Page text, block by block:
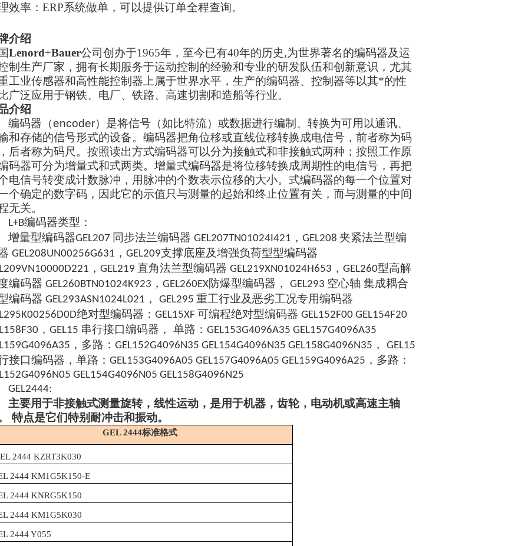
效率： ERP系统做单，可以提供订单全程查询。
介绍
Lenord+Bauer公司创办于1965年，至今已有40年的历史,为世界著名的编码器及运
制生产厂家，拥有长期服务于运动控制的经验和专业的研发队伍和创新意识，尤其
工业传感器和高性能控制器上属于世界水平，生产的编码器、控制器等以其*的性
广泛应用于钢铁、电厂、铁路、高速切割和造船等行业。
介绍
编码器（encoder）是将信号（如比特流）或数据进行编制、转换为可用以通讯、
和存储的信号形式的设备。编码器把角位移或直线位移转换成电信号，前者称为码
后者称为码尺。按照读出方式编码器可以分为接触式和非接触式两种；按照工作原
码器可分为增量式和式两类。增量式编码器是将位移转换成周期性的电信号，再把
电信号转变成计数脉冲，用脉冲的个数表示位移的大小。式编码器的每一个位置对
个确定的数字码，因此它的示值只与测量的起始和终止位置有关，而与测量的中间
无关。
L+B编码器类型：
增量型编码器GEL207 同步法兰编码器 GEL207TN01024I421 ， GEL208 夹紧法兰型编
GEL208UN00256G631 ， GEL209支撑底座及增强负荷型型编码器
， GEL219 直角法兰型编码器 GEL219XN01024H653 ， GEL260型高解
编码器 GEL260BTN01024K923 ， GEL260EX防爆型编码器， GEL293 空心轴 集成耦合
编码器 GEL293ASN1024L021 ， GEL295 重工行业及恶劣工况专用编码器
绝对型编码器： GEL15XF 可编程绝对型编码器 GEL152F00 GEL154F20
， GEL15 串行接口编码器， 单路： GEL153G4096A35 GEL157G4096A35
，多路： GEL152G4096N35 GEL154G4096N35 GEL158G4096N35 ， GEL15
接口编码器，单路： GEL153G4096A05 GEL157G4096A05 GEL159G4096A25 ，多路：
GEL154G4096N05 GEL158G4096N25
GEL2444:
主要用于非接触式测量旋转，线性运动，是用于机器，齿轮，电动机或高速主轴
特点是它们特别耐冲击和振动。
GEL 2444标准格式
2444 KZRT3K030
2444 KM1G5K150-E
2444 KNRG5K150
2444 KM1G5K030
2444 Y055